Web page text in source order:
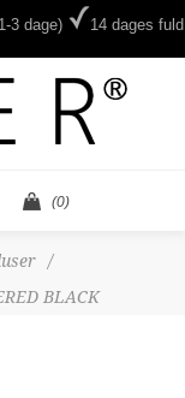
3 dage)
14 dages fuld
(0)
/
BLACK